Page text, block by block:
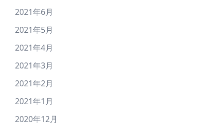
2021年6月
2021年5月
2021年4月
2021年3月
2021年2月
2021年1月
2020年12月